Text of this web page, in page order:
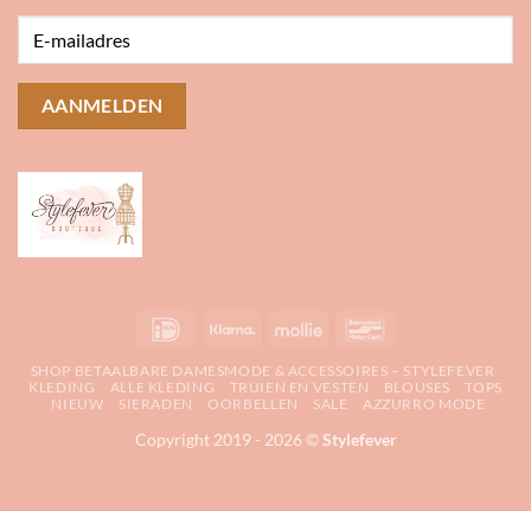
IDeal Klarna Mollie
SHOP BETAALBARE DAMESMODE & ACCESSOIRES – STYLEFEVER
KLEDING
ALLE KLEDING TRUIEN EN VESTEN BLOUSES
TOPS
NIEUW
SIERADEN OORBELLEN SALE AZZURRO MODE
Copyright 2019 - 2026 ©Stylefever